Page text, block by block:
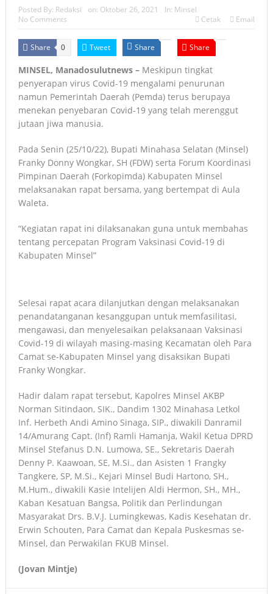
Posted By: Redaksi on: Oktober 26, 2021 In: Minsel
No Comments
Cetak Email
Share 0 Tweet Share Share
MINSEL, Manadosulutnews – Meskipun tingkat
penyerapan virus Covid-19 mengalami penurunan
namun Pemerintah Daerah (Pemda) terus berupaya
menekan penyebaran Covid-19 yang telah merenggut
jutaan jiwa manusia.
Pada Senin (25/10/22), Bupati Minahasa Selatan (Minsel)
Franky Donny Wongkar, SH (FDW) serta Forum Koordinasi
Pimpinan Daerah (Forkopimda) Kabupaten Minsel
melaksanakan rapat bersama, yang bertempat di Aula
Waleta.
“Kegiatan rapat ini dilaksanakan guna untuk membahas
tentang percepatan Program Vaksinasi Covid-19 di
Kabupaten Minsel”
Selesai rapat acara dilanjutkan dengan melaksanakan
penandatanganan kesanggupan untuk memfasilitasi,
mengawasi, dan menyelesaikan pelaksanaan Vaksinasi
Covid-19 di wilayah masing-masing Kecamatan oleh Para
Camat se-Kabupaten Minsel yang disaksikan Bupati
Franky Wongkar.
Hadir dalam rapat tersebut, Kapolres Minsel AKBP
Norman Sitindaon, SIK., Dandim 1302 Minahasa Letkol
Inf. Herbeth Andi Amino Sinaga, SIP., diwakili Danramil
14/Amurang Capt. (Inf) Ramli Hamanja, Wakil Ketua DPRD
Minsel Stefanus D.N. Lumowa, SE., Sekretaris Daerah
Denny P. Kaawoan, SE, M.Si., dan Asisten 1 Frangky
Tangkere, SP, M.Si., Kejari Minsel Budi Hartono, SH.,
M.Hum., diwakili Kasie Intelijen Aldi Hermon, SH., MH.,
Kaban Kesatuan Bangsa, Politik dan Perlindungan
Masyarakat Drs. B.V.J. Lumingkewas, Kadis Kesehatan dr.
Erwin Schouten, Para Camat dan Kepala Puskesmas se-
Minsel, dan Perwakilan FKUB Minsel.
(Jovan Mintje)